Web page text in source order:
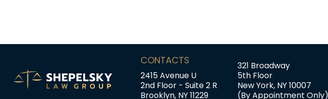
CONTACTS
2415 Avenue U
2nd Floor - Suite 2 R
Brooklyn, NY 11229
321 Broadway
5th Floor
New York, NY 10007
(By Appointment Only)